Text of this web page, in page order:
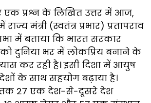
प्रश्न के लिखित उत्तर में आज,
मंत्री (स्वतंत्र प्रभार) प्रतापराव
में बताया कि भारत सरकार
दुनिया भर में लोकप्रिय बनाने के
कर रही है। इसी दिशा में आयुष
के साथ सहयोग बढ़ाया है।
तक 27 एक देश-से-दूसरे देश